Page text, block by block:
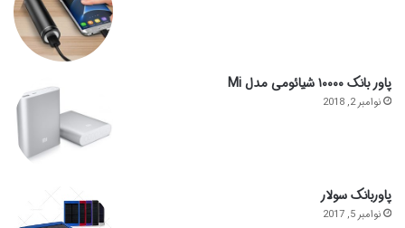
پاور بانک ۱۰۰۰۰ شیائومی مدل Mi
نوامبر 2, 2018
پاوربانک سولار
نوامبر 5, 2017